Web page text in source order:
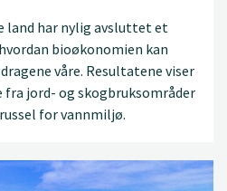
land har nylig avsluttet et
bioøkonomien kan
våre. Resultatene viser
jord- og skogbruksområder
for vannmiljø.